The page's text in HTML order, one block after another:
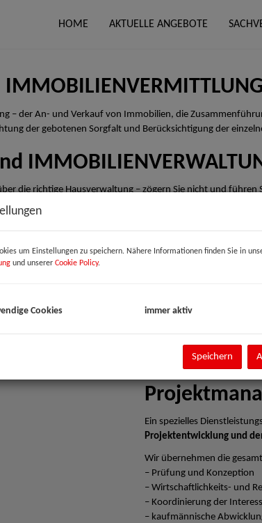
HOME AKTUELLE ANGEBOTE
IMMOBILIENVERMITTLUNG
– der An- und Verkauf von Immobilien, die
der gebotenen Sorgfalt und Berücksichtigung der
die richtige Hausverwaltung – zögern Sie nicht und führen
Ein spezielles
Projektentwicklung und
Wir übernehmen die
– Prüfung und Konzeption
– Wirtschaftlichkeits- und
– Koordinierung der
– kaufmännische
um Einstellungen zu speichern. Nähere Informationen finden Sie in
und unserer Cookie Policy.
Cookies immer aktiv
Speichern